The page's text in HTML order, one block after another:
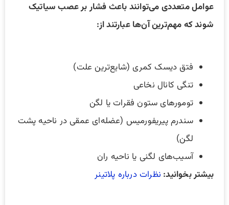
عوامل متعددی می‌توانند باعث فشار بر عصب سیاتیک
شوند که مهم‌ترین آن‌ها عبارتند از:
فتق دیسک کمری (شایع‌ترین علت)
تنگی کانال نخاعی
تومورهای ستون فقرات یا لگن
سندرم پیریفورمیس (عضله‌ای عمقی در ناحیه پشت
لگن)
آسیب‌های لگنی یا ناحیه ران
بیشتر بخوانید: نظرات درباره پلاتینر